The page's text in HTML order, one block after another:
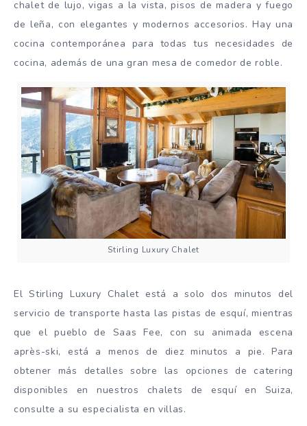
chalet de lujo, vigas a la vista, pisos de madera y fuego
de leña, con elegantes y modernos accesorios. Hay una
cocina contemporánea para todas tus necesidades de
cocina, además de una gran mesa de comedor de roble.
Stirling Luxury Chalet
El Stirling Luxury Chalet está a solo dos minutos del
servicio de transporte hasta las pistas de esquí, mientras
que el pueblo de Saas Fee, con su animada escena
après-ski, está a menos de diez minutos a pie. Para
obtener más detalles sobre las opciones de catering
disponibles en nuestros chalets de esquí en Suiza,
consulte a su especialista en villas.